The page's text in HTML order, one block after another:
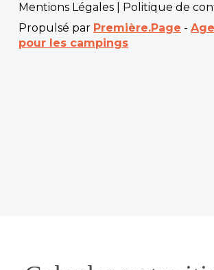
Mentions Légales
Politique de
Propulsé par Première.Page -
pour les campings